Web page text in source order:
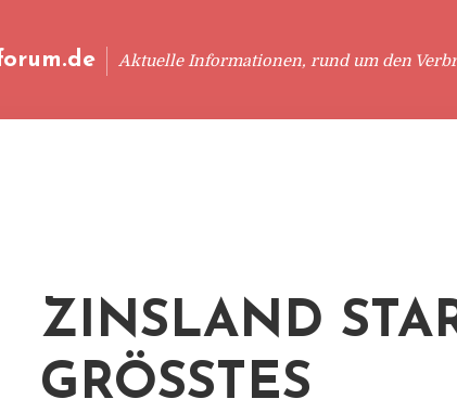
Aktuelle Informationen, rund um den
ZINSLAND
GRÖSSTES C